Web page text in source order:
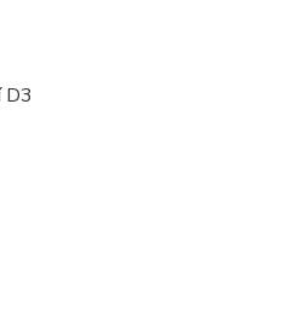
D3